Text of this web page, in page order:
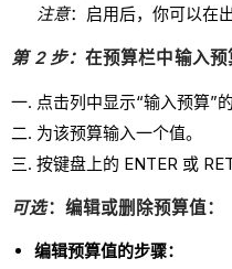
注意：启用后，你可以在
第 2 步： 在预算栏中输入预
点击列中显示“输入预算”
为该预算输入一个值。
按键盘上的 ENTER 或
可选：编辑或删除预算值：
编辑预算值的步骤：